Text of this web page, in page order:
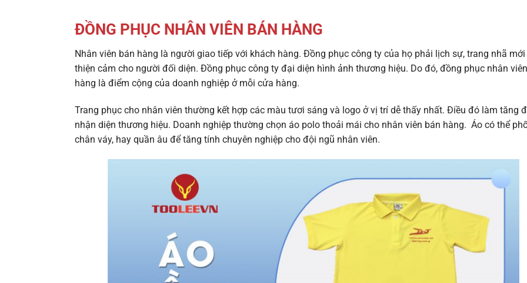
ĐỒNG PHỤC NHÂN VIÊN BÁN HÀNG
Nhân viên bán hàng là người giao tiếp với khách hàng. Đồng phục công ty của họ phải lịch sự, trang nhã
thiện cảm cho người đối diện. Đồng phục công ty đại diện hình ảnh thương hiệu. Do đó, đồng phục nhân
hàng là điểm cộng của doanh nghiệp ở mỗi cửa hàng.
Trang phục cho nhân viên thường kết hợp các màu tươi sáng và logo ở vị trí dễ thấy nhất. Điều đó làm tăng
nhận diện thương hiệu. Doanh nghiệp thường chọn áo polo thoải mái cho nhân viên bán hàng. Áo có thể
chân váy, hay quần âu để tăng tính chuyên nghiệp cho đội ngũ nhân viên.